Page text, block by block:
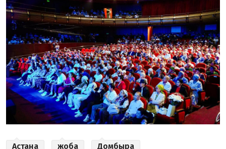
Астана жоба
Домбыра